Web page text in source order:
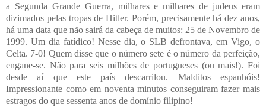
a Segunda Grande Guerra, milhares e milhares de judeus eram
dizimados pelas tropas de Hitler. Porém, precisamente há dez anos,
há uma data que não sairá da cabeça de muitos: 25 de Novembro de
1999. Um dia fatídico! Nesse dia, o SLB defrontava, em Vigo, o
Celta. 7-0! Quem disse que o número sete é o número da perfeição,
engane-se. Não para seis milhões de portugueses (ou mais!). Foi
desde aí que este país descarrilou. Malditos espanhóis!
Impressionante como em noventa minutos conseguiram fazer mais
estragos do que sessenta anos de domínio filipino!